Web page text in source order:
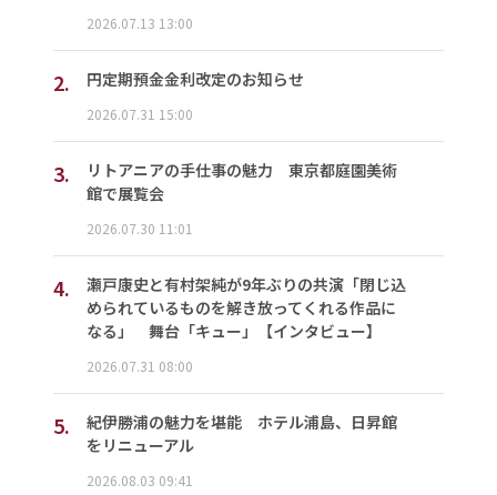
2026.07.13 13:00
2. 円定期預金金利改定のお知らせ
2026.07.31 15:00
3.
リトアニアの手仕事の魅力 東京都庭園美術
館で展覧会
2026.07.30 11:01
4.
瀬戸康史と有村架純が9年ぶりの共演「閉じ込
められているものを解き放ってくれる作品に
なる」 舞台「キュー」【インタビュー】
2026.07.31 08:00
5.
紀伊勝浦の魅力を堪能 ホテル浦島、日昇館
をリニューアル
2026.08.03 09:41